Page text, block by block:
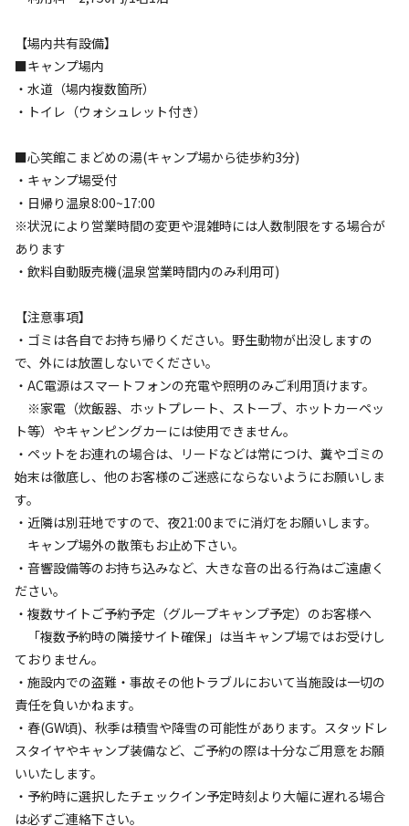
【場内共有設備】
■キャンプ場内
・水道（場内複数箇所）
・トイレ（ウォシュレット付き）
■心笑館こまどめの湯(キャンプ場から徒歩約3分)
・キャンプ場受付
・日帰り温泉8:00~17:00
※状況により営業時間の変更や混雑時には人数制限をする場合が
あります
・飲料自動販売機(温泉営業時間内のみ利用可)
【注意事項】
・ゴミは各自でお持ち帰りください。野生動物が出没しますの
で、外には放置しないでください。
・AC電源はスマートフォンの充電や照明のみご利用頂けます。
※家電（炊飯器、ホットプレート、ストーブ、ホットカーペッ
ト等）やキャンピングカーには使用できません。
・ペットをお連れの場合は、リードなどは常につけ、糞やゴミの
始末は徹底し、他のお客様のご迷惑にならないようにお願いしま
す。
・近隣は別荘地ですので、夜21:00までに消灯をお願いします。
キャンプ場外の散策もお止め下さい。
・音響設備等のお持ち込みなど、大きな音の出る行為はご遠慮く
ださい。
・複数サイトご予約予定（グループキャンプ予定）のお客様へ
「複数予約時の隣接サイト確保」は当キャンプ場ではお受けし
ておりません。
・施設内での盗難・事故その他トラブルにおいて当施設は一切の
責任を負いかねます。
・春(GW頃)、秋季は積雪や降雪の可能性があります。スタッドレ
スタイヤやキャンプ装備など、ご予約の際は十分なご用意をお願
いいたします。
・予約時に選択したチェックイン予定時刻より大幅に遅れる場合
は必ずご連絡下さい。
25%
#カップルにおすすめ #ファミリーにおすすめ
# 天体観測 #星空撮影 # 携帯電波あり
キャンペーン
空き状況検索
宿泊 日帰り
チェックイン チェックアウト
利用人数
検索対象
検索
キャンプサイト（1件）